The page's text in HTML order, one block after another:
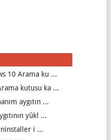
10 Arama ku ...
kutusu ka ...
aygıtın ...
yükl ...
i ...